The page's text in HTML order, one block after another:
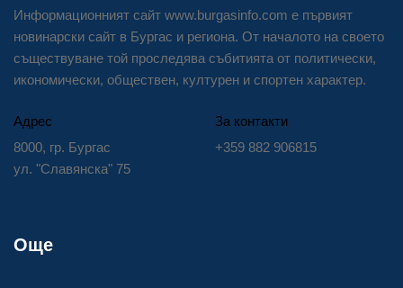
Информационният сайт www.burgasinfo.com е първият
новинарски сайт в Бургас и региона. От началото на своето
съществуване той проследява събитията от политически,
икономически, обществен, културен и спортен характер.
Адрес
8000, гр. Бургас
ул. "Славянска" 75
За контакти
+359 882 906815
Още